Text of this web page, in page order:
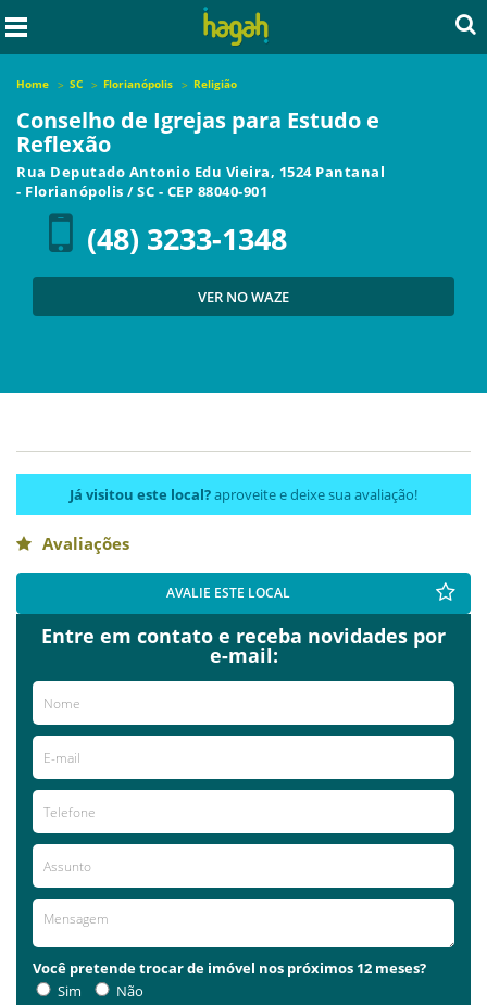
Home SC Florianópolis Religião
Conselho de Igrejas para Estudo e
Reflexão
Rua Deputado Antonio Edu Vieira, 1524 Pantanal
- Florianópolis /SC - CEP 88040-901
(48) 3233-1348
VER NO WAZE
Já visitou este local?aproveite e deixe sua avaliação!
Avaliações
AVALIE ESTE LOCAL
Entre em contato e receba novidades por
e-mail:
Você pretende trocar de imóvel nos próximos 12 meses?
Sim
Não